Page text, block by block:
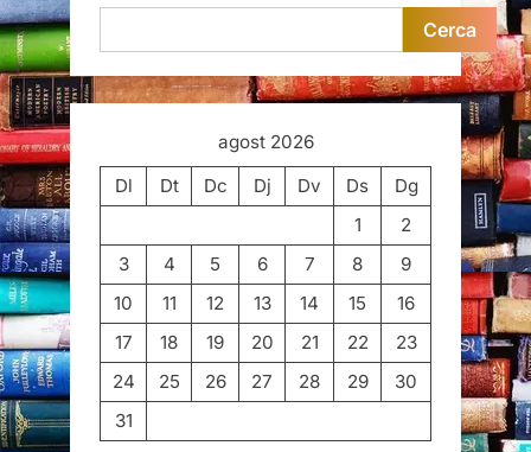
Cerca
agost 2026
Dl
Dt Dc Dj Dv Ds
Dg
1
2
3
4 5 6 7 8
9
10
11 12 13 14 15
16
17
18 19 20 21 22
23
24
25 26 27 28 29
30
31